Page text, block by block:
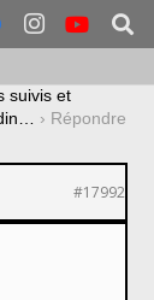
suivis et
› Répondre
#17992